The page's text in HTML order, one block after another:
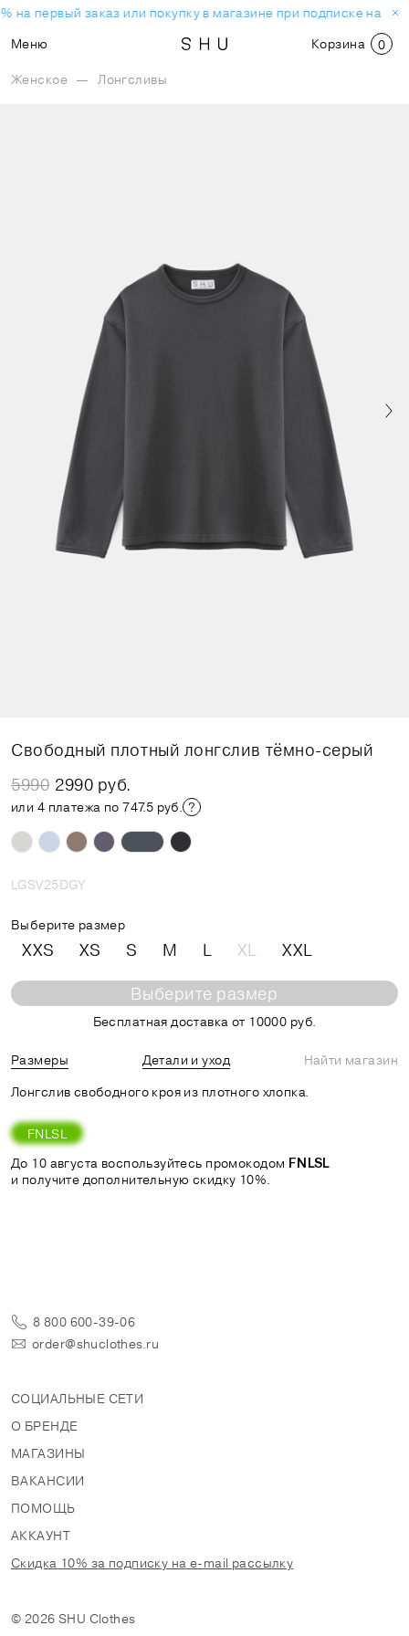
на первый заказ или покупку в магазине при подписке на
Меню
Корзина 0
Женское — Лонгсливы
Свободный плотный лонгслив тёмно-серый
5990 2990 руб.
или 4 платежа по 747.5 руб.
LGSV25DGY
Выберите размер
XXS XS S M L XL XXL
Выберите размер
Бесплатная доставка от 10000 руб.
Размеры Детали и уход
Найти магазин
Лонгслив свободного кроя из плотного хлопка.
FNLSL
До 10 августа воспользуйтесь промокодом FNLSL
и получите дополнительную скидку 10%.
8 800 600-39-06
order@shuclothes.ru
СОЦИАЛЬНЫЕ СЕТИ
О БРЕНДЕ
МАГАЗИНЫ
ВАКАНСИИ
ПОМОЩЬ
АККАУНТ
Скидка 10% за подписку на e-mail рассылку
© 2026 SHU Clothes